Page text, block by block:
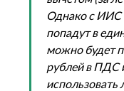
Однако с ИИС
попадут в
можно будет
рублей в ПДС
использовать